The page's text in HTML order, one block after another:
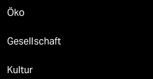
Öko
Gesellschaft
Kultur